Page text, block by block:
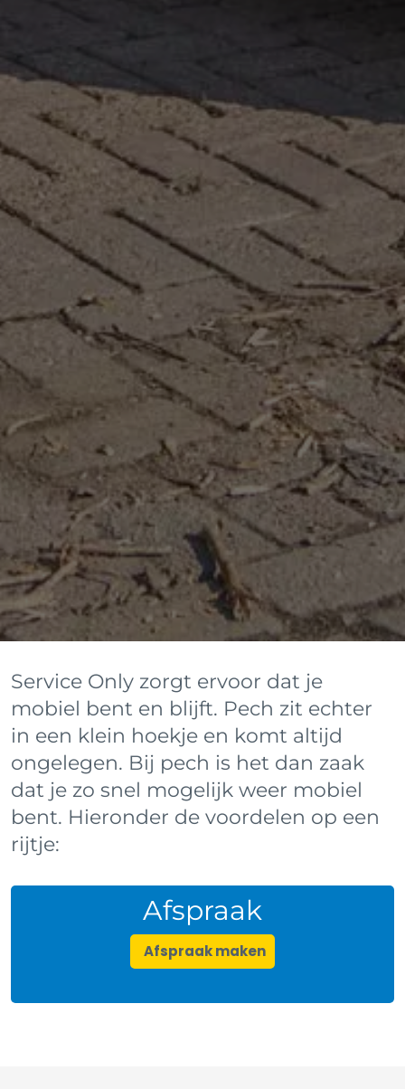
Service Only zorgt ervoor dat je
mobiel bent en blijft. Pech zit echter
in een klein hoekje en komt altijd
ongelegen. Bij pech is het dan zaak
dat je zo snel mogelijk weer mobiel
bent. Hieronder de voordelen op een
rijtje:
Afspraak
Afspraak maken